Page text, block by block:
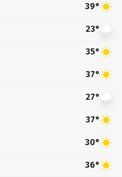
39°
23°
35°
37°
27°
37°
30°
36°